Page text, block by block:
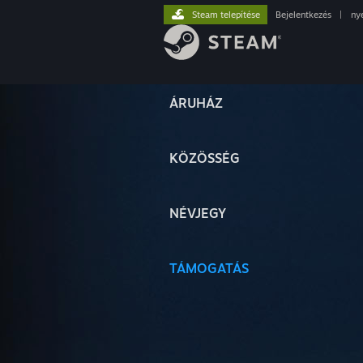
ÁRUHÁZ
KÖZÖSSÉG
NÉVJEGY
TÁMOGATÁS
Steam telepítése Bejelentkezés